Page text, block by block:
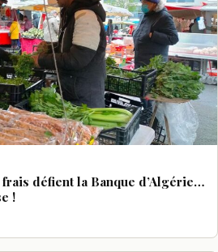
défient la Banque d’Algérie…
!